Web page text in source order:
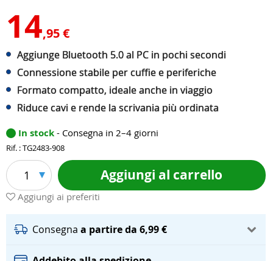
14,95 €
Aggiunge Bluetooth 5.0 al PC in pochi secondi
Connessione stabile per cuffie e periferiche
Formato compatto, ideale anche in viaggio
Riduce cavi e rende la scrivania più ordinata
In stock - Consegna in 2–4 giorni
Rif. : TG2483-908
1 Aggiungi al carrello
Aggiungi ai preferiti
Consegna a partire da 6,99 €